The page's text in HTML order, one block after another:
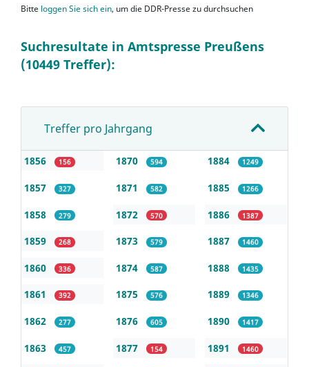
Bitte loggen Sie sich ein, um die DDR-Presse zu durchsuchen
Suchresultate in Amtspresse Preußens
(10449 Treffer):
Treffer pro Jahrgang
1856 156
1857 327
1858 279
1859 268
1860 336
1861 392
1862 277
1863 457
1870 594
1871 582
1872 570
1873 579
1874 587
1875 576
1876 605
1877 154
1884 1249
1885 1266
1886 1387
1887 1460
1888 1435
1889 1346
1890 1417
1891 1460